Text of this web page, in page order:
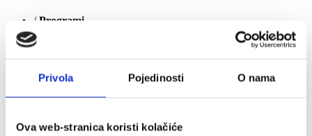
Privola Pojedinosti O nama
Ova web-stranica koristi kolačiće
/Programi
2022 - Boston i New York
Empower Her inicijativa
Webinari u suradnji s Harvard Business Review Press-om
AmCham Talents
AmCham Talents 2025